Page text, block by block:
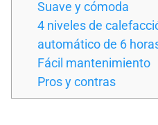
Suave y cómoda
4 niveles de
automático de 6
Fácil mantenimiento
Pros y contras